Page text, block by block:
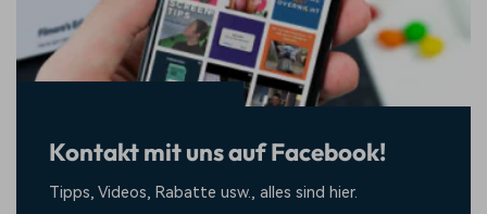
Kontakt mit uns auf Facebook!
Tipps, Videos, Rabatte usw., alles sind hier.